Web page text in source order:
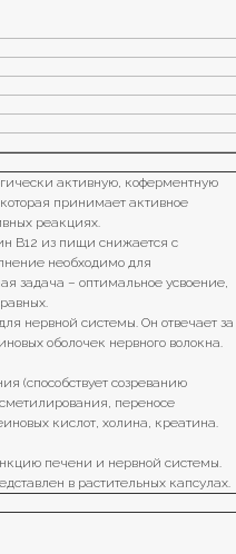
активную, коферментную
принимает активное
реакциях.
В12 из пищи снижается с
необходимо для
задача – оптимальное усвоение,
нервной системы. Он отвечает за
оболочек нервного волокна.
(способствует созреванию
переносе
кислот, холина, креатина.
печени и нервной системы.
в растительных капсулах.